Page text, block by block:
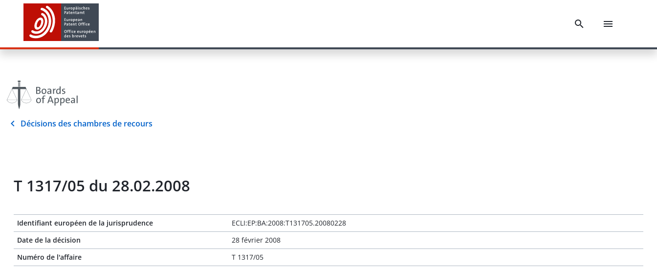
Décisions des chambres de recours
T 1317/05 du 28.02.2008
Identifiant européen de la jurisprudence
ECLI:EP:BA:2008:T131705.20080228
Date de la décision
28 février 2008
Numéro de l'affaire
T 1317/05